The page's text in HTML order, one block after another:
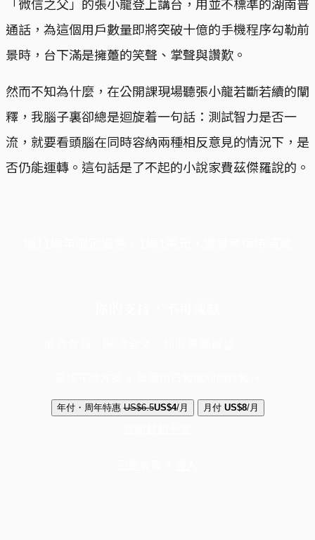
通話，為這個用戶數量即將突破十億的手機程序勾勒前
景時，台下滿是擁躉的笑聲、掌聲與讚歎。
然而不知為什麼，在公開課現場聽張小龍若斷若續的闡
釋，我腦子裏卻總是迴旋着一句話：測試智力是否一
流，就要看頭腦在同時容納兩種相反意見的情況下，是
否仍能運轉。這句話是了不起的小說家費茲傑羅說的。
年付・周年特惠 US$6.5US$4/月 月付 US$8/月